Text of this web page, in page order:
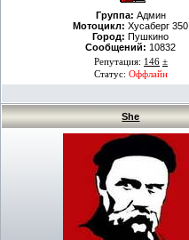
Группа: Админ
Мотоцикл: Хусаберг 350
Город: Пушкино
Сообщений: 10832
Репутация: 146 ±
Статус: Оффлайн
She